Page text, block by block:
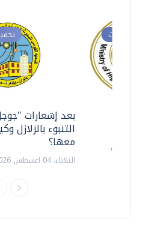
بعد إشعارات
التنبوء بالزلازل
معها؟
الثلاثاء، 04 اغسطس 2026 04:04 م
وحوارات